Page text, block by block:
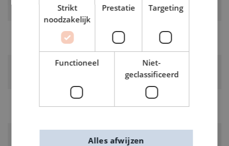
LEVERANCIERSKLEUR:
Strikt
noodzakelijk
Prestatie Targeting
Functioneel
Niet-
geclassificeerd
Alles afwijzen